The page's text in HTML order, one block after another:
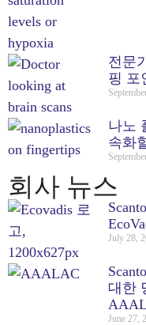
전문
핑 포
나노
속화
회사 뉴스
July 28,
대한
June 27,